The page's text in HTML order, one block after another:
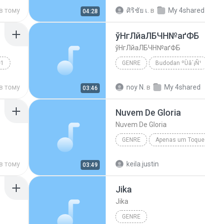
тому 04:28 ศิริชัย เ. в My 4shared
тому 03:46
ўНгЛйаЛБЧН№аґФБ
ўНгЛйаЛБЧН№аґФБ
GENRE Budodan ºÙâ´¡Ñ¹
noy N. в My 4shared
тому 03:49
Nuvem De Gloria
Nuvem De Gloria
GENRE Apenas um Toque
keila.justin
Jika
Jika
GENRE